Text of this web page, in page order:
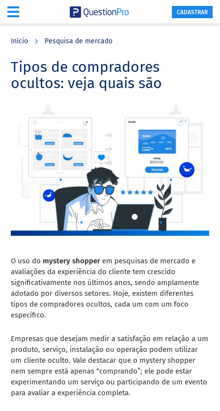
content
sidebar
CADASTRAR
Início Pesquisa de mercado
Tipos de compradores
ocultos: veja quais são
O uso do mystery shopper em pesquisas de mercado e
avaliações da experiência do cliente tem crescido
significativamente nos últimos anos, sendo amplamente
adotado por diversos setores. Hoje, existem diferentes
tipos de compradores ocultos, cada um com um foco
específico.
Empresas que desejam medir a satisfação em relação a um
produto, serviço, instalação ou operação podem utilizar
um cliente oculto. Vale destacar que o mystery shopper
nem sempre está apenas “comprando”; ele pode estar
experimentando um serviço ou participando de um evento
para avaliar a experiência completa.